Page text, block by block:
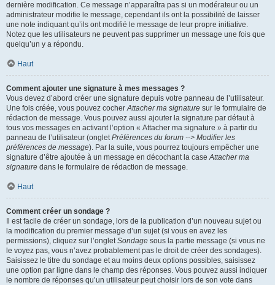
dernière modification. Ce message n’apparaîtra pas si un modérateur ou un
administrateur modifie le message, cependant ils ont la possibilité de laisser
une note indiquant qu’ils ont modifié le message de leur propre initiative.
Notez que les utilisateurs ne peuvent pas supprimer un message une fois que
quelqu’un y a répondu.
Haut
Comment ajouter une signature à mes messages ?
Vous devez d’abord créer une signature depuis votre panneau de l’utilisateur.
Une fois créée, vous pouvez cocherAttacher ma signature sur le formulaire de
rédaction de message. Vous pouvez aussi ajouter la signature par défaut à
tous vos messages en activant l’option « Attacher ma signature » à partir du
panneau de l’utilisateur (ongletPréférences du forum --> Modifier les
préférences de message). Par la suite, vous pourrez toujours empêcher une
signature d’être ajoutée à un message en décochant la caseAttacher ma
signature dans le formulaire de rédaction de message.
Haut
Comment créer un sondage ?
Il est facile de créer un sondage, lors de la publication d’un nouveau sujet ou
la modification du premier message d’un sujet (si vous en avez les
permissions), cliquez sur l’ongletSondage sous la partie message (si vous ne
le voyez pas, vous n’avez probablement pas le droit de créer des sondages).
Saisissez le titre du sondage et au moins deux options possibles, saisissez
une option par ligne dans le champ des réponses. Vous pouvez aussi indiquer
le nombre de réponses qu’un utilisateur peut choisir lors de son vote dans